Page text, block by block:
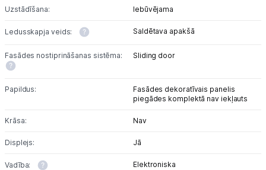
Uzstādīšana: Iebūvējama
Ledusskapja veids: Saldētava apakšā
Fasādes nostiprināšanas sistēma: Sliding door
Papildus:
Fasādes dekoratīvais panelis
piegādes komplektā nav iekļauts
Krāsa: Nav
Displejs: Jā
Vadība: Elektroniska